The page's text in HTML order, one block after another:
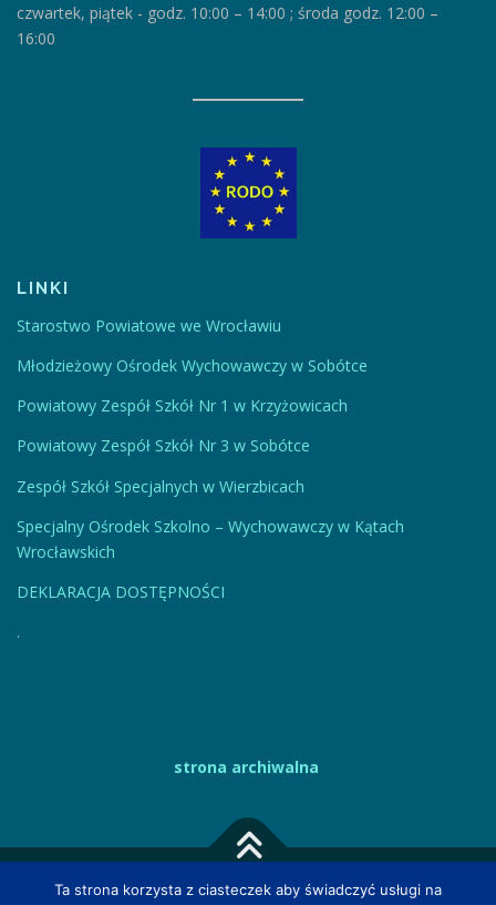
czwartek, piątek - godz. 10:00 – 14:00 ; środa godz. 12:00 –
16:00
LINKI
Starostwo Powiatowe we Wrocławiu
Młodzieżowy Ośrodek Wychowawczy w Sobótce
Powiatowy Zespół Szkół Nr 1 w Krzyżowicach
Powiatowy Zespół Szkół Nr 3 w Sobótce
Zespół Szkół Specjalnych w Wierzbicach
Specjalny Ośrodek Szkolno – Wychowawczy w Kątach
Wrocławskich
DEKLARACJA DOSTĘPNOŚCI
.
strona archiwalna
Prawa autorskie © 2026 Powiatowy Zespół Poradni
Ta strona korzysta z ciasteczek aby świadczyć usługi na